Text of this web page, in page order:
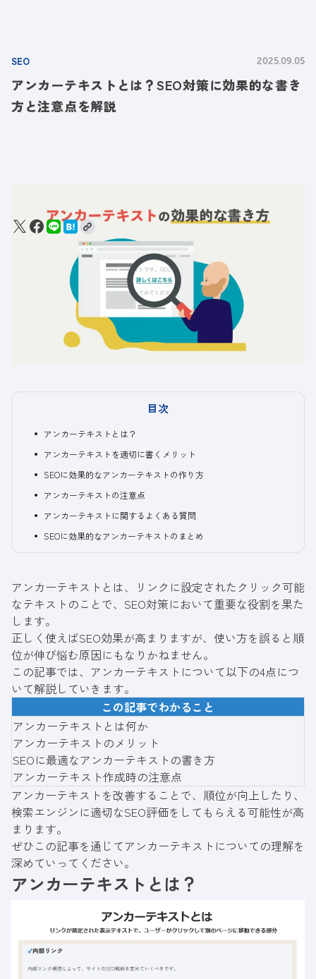
SEO 2025.09.05
アンカーテキストとは？SEO対策に効果的な書き
方と注意点を解説
目次
アンカーテキストとは？
アンカーテキストを適切に書くメリット
SEOに効果的なアンカーテキストの作り方
アンカーテキストの注意点
アンカーテキストに関するよくある質問
SEOに効果的なアンカーテキストのまとめ
アンカーテキストとは、リンクに設定されたクリック可能
なテキストのことで、 SEO対策において重要な役割を果た
します。
正しく使えばSEO効果が高まりますが、使い方を誤ると順
位が伸び悩む原因にもなりかねません。
この記事では、アンカーテキストについて以下の4点につ
いて解説していきます。
この記事でわかること
アンカーテキストとは何か
アンカーテキストのメリット
SEOに最適なアンカーテキストの書き方
アンカーテキスト作成時の注意点
アンカーテキストを改善することで、順位が向上したり、
検索エンジンに適切なSEO評価をしてもらえる可能性が高
まります。
ぜひこの記事を通じてアンカーテキストについての理解を
深めていってください。
アンカーテキストとは？